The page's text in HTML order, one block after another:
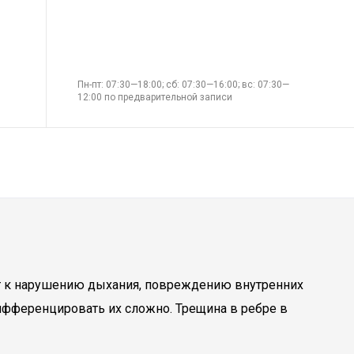
Пн-пт: 07:30—18:00; сб: 07:30—16:00; вс: 07:30—
12:00 по предварительной записи
к нарушению дыхания, повреждению внутренних
их сложно. Трещина в ребре в